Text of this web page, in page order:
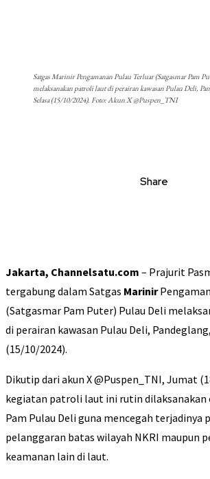
Satgas Marinir Pengamanan Pulau Terluar (Satgasmar Pam
melaksanakan patroli laut di perairan kawasan Pulau Deli,
Selasa (15/10/2024). Foto: Akun X @Puspen_TNI
Share
Jakarta, Channelsatu.com – Prajurit
tergabung dalam Satgas Marinir
(Satgasmar Pam Puter) Pulau Deli
di perairan kawasan Pulau Deli,
(15/10/2024).
Dikutip dari akun X @Puspen_TNI, Jumat
kegiatan patroli laut ini rutin dilaksanakan
Pam Pulau Deli guna mencegah terjadinya
pelanggaran batas wilayah NKRI maupun
keamanan lain di laut.